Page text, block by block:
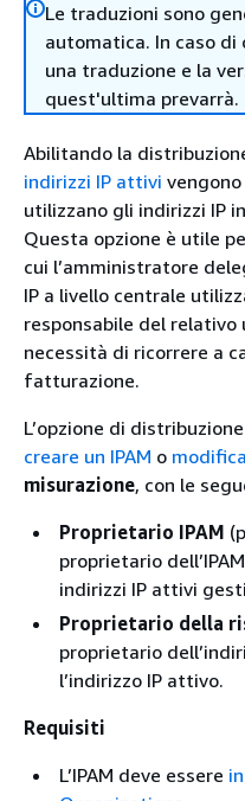
Le traduzioni sono
automatica. In caso
una traduzione e la
quest'ultima prevarrà.
Abilitando la
indirizzi IP attivi
utilizzano gli indirizzi IP
Questa opzione è utile
cui l’amministratore
IP a livello centrale
responsabile del relativo
necessità di ricorrere a
fatturazione.
L’opzione di
creare un IPAM o
misurazione, con le
Proprietario IPAM
proprietario
indirizzi IP attivi
Proprietario della
proprietario
l’indirizzo IP attivo.
Requisiti
L’IPAM deve essere